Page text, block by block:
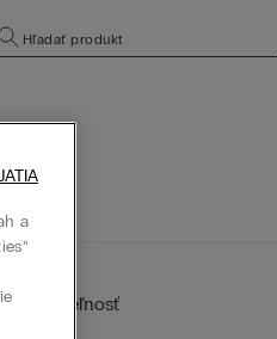
Hľadať produkt
Udržateľnosť
a